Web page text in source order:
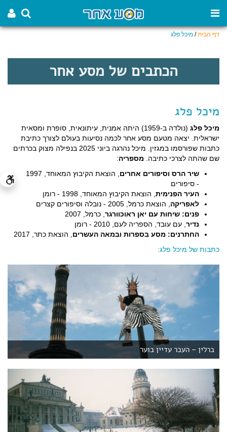
דף הבית/ מיכל פלג
הכתבים של מסע אחר
מיכל פלג
מיכל פלג
(נולדה ב-1959) היתה אמנית, עיתונאית, סופרת ומסאית
ישראלית. יצאה מטעם מסע אחר לכמה נסיעות בעולם לצורך כתיבת
כתבות שפורסמו במגזין. מיכל נהרגה ביוני 2025 בנפילה מצוק בכרתים
שם שהתה לצרכי כתיבה. מספריה:
שיר הרס וסיפורים אחרים
, הוצאת הקיבוץ המאוחד, 1997
- סיפורים
העיר הפנימית , הוצאת הקיבוץ המאוחד, 1998 - רומן
לאפריקה , הוצאת כרמל, 2005 - נובלה וסיפורים קצרים
פנים: שיחות עם יאן ראוכוורגר , כרמל, 2007
נדיר , עם עובד, הספריה לעם, 2010 - רומן
החתרנים: מסע בספרות ובמאה העשרים , הוצאת כתר, 2017
כתבות של מיכל פלג:
ברלין – העבר עדיין בוער